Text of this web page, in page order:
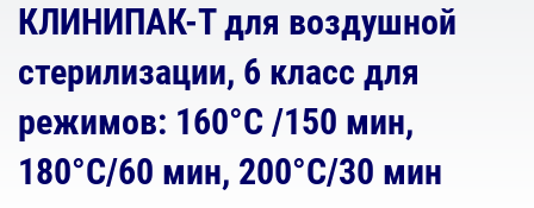
КЛИНИПАК-Т для воздушной
стерилизации, 6 класс для
режимов: 160°С /150 мин,
180°С/60 мин, 200°С/30 мин